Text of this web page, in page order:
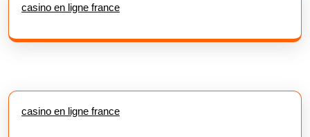
casino en ligne france
casino en ligne france